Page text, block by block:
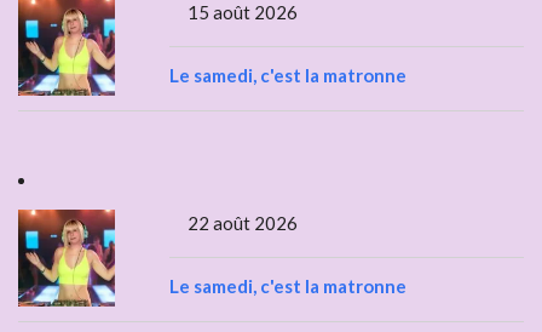
15 août 2026
Le samedi, c'est la matronne
22 août 2026
Le samedi, c'est la matronne